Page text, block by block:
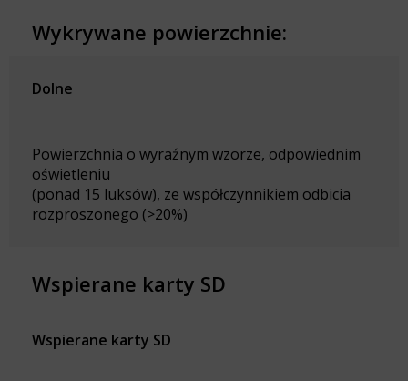
Wykrywane powierzchnie:
Dolne
Powierzchnia o wyraźnym wzorze, odpowiednim
oświetleniu
(ponad 15 luksów), ze współczynnikiem odbicia
rozproszonego (>20%)
Wspierane karty SD
Wspierane karty SD